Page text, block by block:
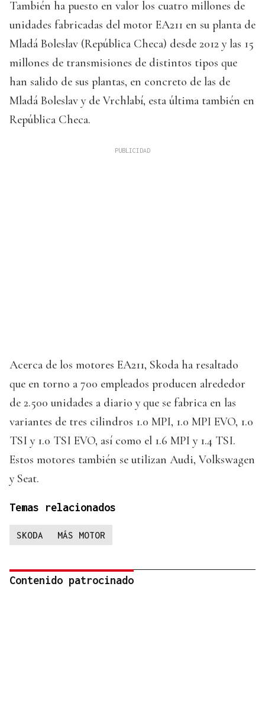
También ha puesto en valor los cuatro millones de
unidades fabricadas del motor EA211 en su planta de
Mladá Boleslav (República Checa) desde 2012 y las 15
millones de transmisiones de distintos tipos que
han salido de sus plantas, en concreto de las de
Mladá Boleslav y de Vrchlabí, esta última también en
República Checa.
Acerca de los motores EA211, Skoda ha resaltado
que en torno a 700 empleados producen alrededor
de 2.500 unidades a diario y que se fabrica en las
variantes de tres cilindros 1.0 MPI, 1.0 MPI EVO, 1.0
TSI y 1.0 TSI EVO, así como el 1.6 MPI y 1.4 TSI.
Estos motores también se utilizan Audi, Volkswagen
y Seat.
Temas relacionados
SKODA MÁS MOTOR
Contenido patrocinado